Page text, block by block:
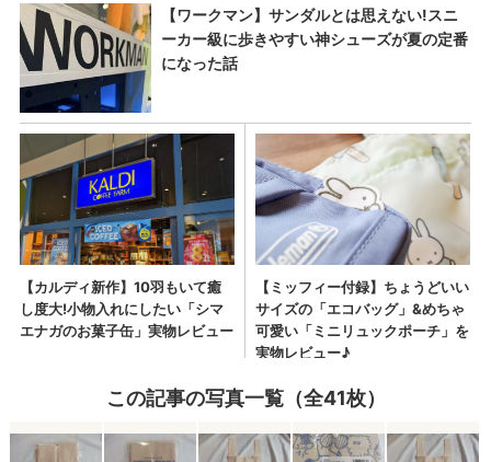
この記事の写真一覧（全41枚）